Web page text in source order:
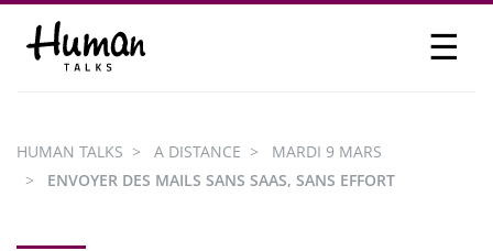
☰
PARTICIPER
HUMAN TALKS A DISTANCE
MARDI 9 MARS
ENVOYER DES MAILS SANS SAAS, SANS EFFORT